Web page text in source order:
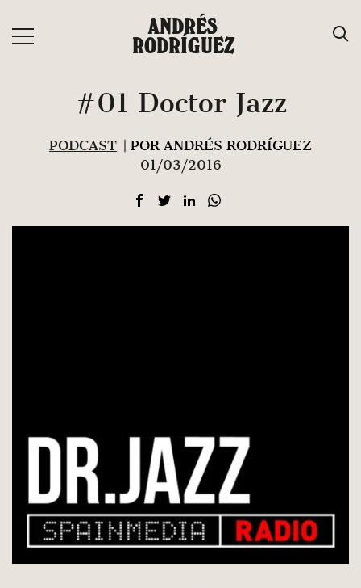
contenido
ANDRÉS
RODRÍGUEZ
#01 Doctor Jazz
PODCAST
| POR ANDRÉS RODRÍGUEZ
01/03/2016